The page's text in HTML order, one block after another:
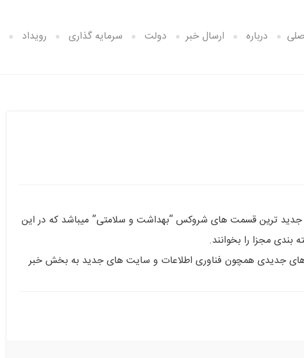
درباره ارسال خبر دولت سرمایه گذاری رویداد
جدید ترین قسمت های شروکس “بهداشت و سلامتی” میباشد که در این
مجزا را بخوانند.
جدیدی همچون فناوری اطلاعات و سایت های جدید به بخش خبر